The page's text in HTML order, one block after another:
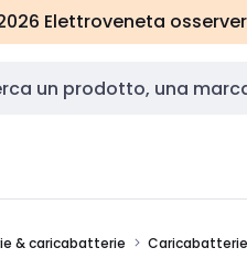
Elettroveneta
input
& caricabatterie Caricabatterie